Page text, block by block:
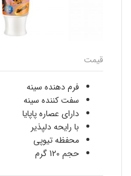
قیمت
فرم دهنده سینه
سفت کننده سینه
دارای عصاره پاپایا
با رایحه دلپذیر
محفظه تیوپی
حجم 120 گرم